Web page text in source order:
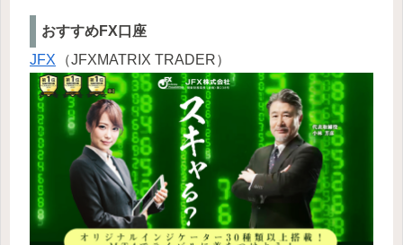
おすすめFX口座
JFX
（JFXMATRIX TRADER）